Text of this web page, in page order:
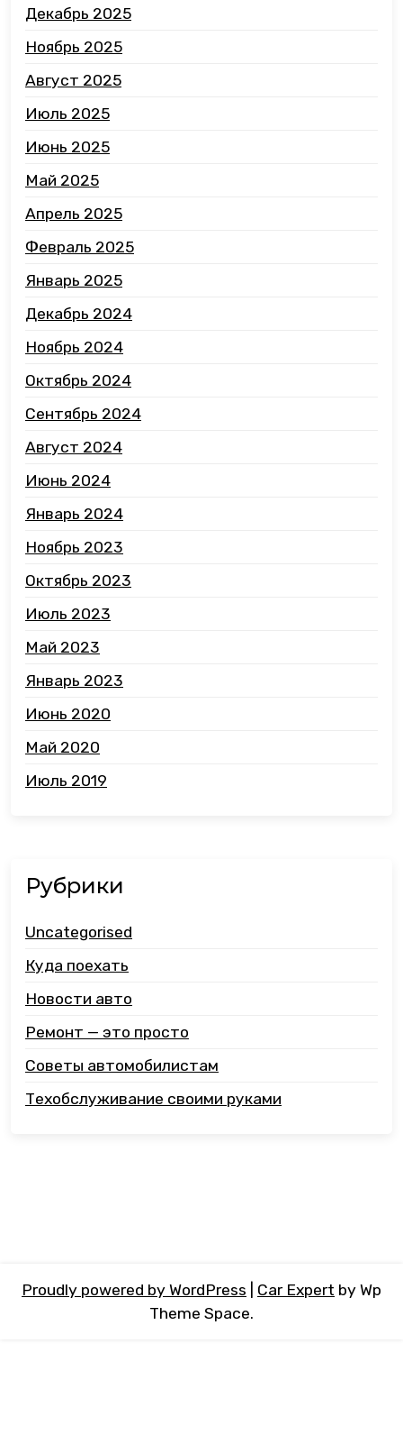
Декабрь 2025
Ноябрь 2025
Август 2025
Июль 2025
Июнь 2025
Май 2025
Апрель 2025
Февраль 2025
Январь 2025
Декабрь 2024
Ноябрь 2024
Октябрь 2024
Сентябрь 2024
Август 2024
Июнь 2024
Январь 2024
Ноябрь 2023
Октябрь 2023
Июль 2023
Май 2023
Январь 2023
Июнь 2020
Май 2020
Июль 2019
Рубрики
Uncategorised
Куда поехать
Новости авто
Ремонт — это просто
Советы автомобилистам
Техобслуживание своими руками
Proudly powered by WordPress Car Expert by Wp
Theme Space.